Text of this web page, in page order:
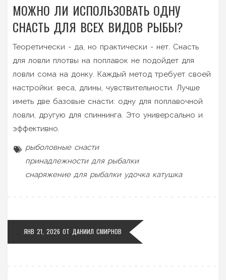
МОЖНО ЛИ ИСПОЛЬЗОВАТЬ ОДНУ
СНАСТЬ ДЛЯ ВСЕХ ВИДОВ РЫБЫ?
Теоретически - да, но практически - нет. Снасть
для ловли плотвы на поплавок не подойдет для
ловли сома на донку. Каждый метод требует своей
настройки: веса, длины, чувствительности. Лучше
иметь две базовые снасти: одну для поплавочной
ловли, другую для спиннинга. Это универсально и
эффективно.
рыболовные снасти
принадлежности для рыбалки
снаряжение для рыбалки удочка катушка
ЯНВ 21, 2026 ОТ ДАНИИЛ СМИРНОВ